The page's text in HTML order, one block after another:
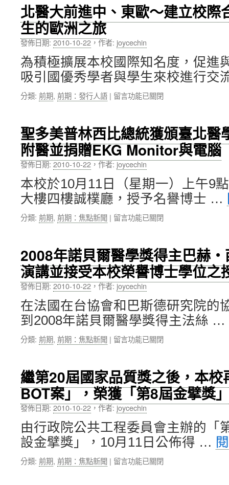
內
容
北醫大前進中、東歐～建立校際
生的歐洲之旅
發佈日期:2010-10-22，作者: joycechin
為積極擴展本校國際知名度，促進
吸引國優秀學者與學生來校進行
分類: 前期, 前期：發行人語 | 在
大
前
進
中、
東
歐
～
建
校
作、
網
羅
優
秀
師
生
的
洲
中
留言功能已關閉
聖多美普林西比總統獲頒臺北醫
附醫並捐贈EKG Monitor與電腦
發佈日期: 2010-10-22，作者: joycechin
本校於10月11日（星期一）上午9
大樓四樓誠樸廳，授予名譽博士 …
分類: 前期, 前期：焦點新聞 | 在
美
普
林
西
比
總
統
獲
頒
臺
學
大
學
名
譽
博
士，
附
並
留言功能已關閉
2008年諾貝爾醫學獎得主巴赫‧
演講並接受本校榮譽博士學位之
發佈日期:2010-10-22，作者: joycechin
在法國在台協會和巴斯德研究院的
到2008年諾貝爾醫學獎得主法絲 …
分類: 前期, 前期：焦點新聞 | 在
諾
貝
爾
醫
學
獎
得
主
巴
赫‧
留言功能已關閉
繼第20屆國家品質獎之後，本
BOT案」，榮獲「第8屆金擘獎
發佈日期:2010-10-22，作者: joycechin
由行政院公共工程委員會主辦的「
設金擘獎」，10月11日公佈得 …
分類: 前期, 前期：焦點新聞 | 在
留言功能已關閉